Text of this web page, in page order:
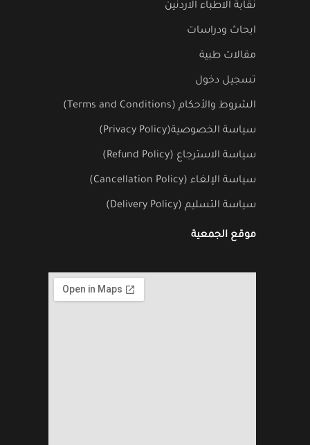
نقابة الاطباء الاردنين
ابحاث ودراسات
مقالات طبية
تسجيل دخول
الشروط والأحكام (Terms and Conditions)
سياسة الخصوصية(Privacy Policy)
سياسة الاسترجاع (Refund Policy)
سياسة الإلغاء (Cancellation Policy)
سياسة التسليم (Delivery Policy)
موقع الجمعية